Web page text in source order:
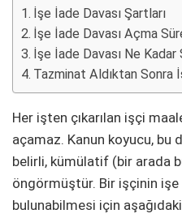
İşe İade Davası Şartları
İşe İade Davası Açma
İşe İade Davası Ne Kadar
Tazminat Aldıktan Sonra
Her işten çıkarılan işçi
açamaz. Kanun koyucu, bu
belirli, kümülatif (bir arada
öngörmüştür. Bir işçinin
bulunabilmesi için